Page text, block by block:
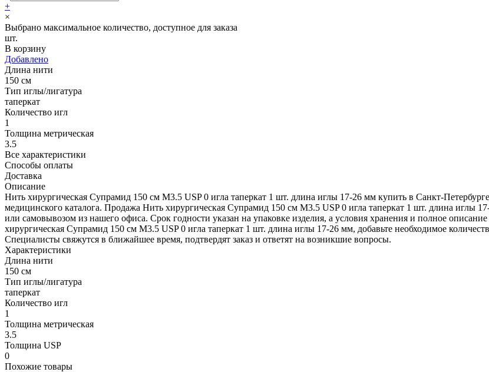
+
×
Выбрано максимальное количество, доступное для заказа
шт.
В корзину
Добавлено
Длина нити
150 см
Тип иглы/лигатура
таперкат
Количество игл
1
Толщина метрическая
3.5
Все характеристики
Способы оплаты
Доставка
Описание
Нить хирургическая Супрамид 150 см М3.5 USP 0 игла таперкат 1 шт. длина иглы 17-26 мм купить в Санкт-
медицинского каталога. Продажа Нить хирургическая Супрамид 150 см М3.5 USP 0 игла таперкат 1 шт. длина иглы
или самовывозом из нашего офиса. Срок годности указан на упаковке изделия, а условия хранения и полное
хирургическая Супрамид 150 см М3.5 USP 0 игла таперкат 1 шт. длина иглы 17-26 мм, добавьте необходимое
Специалисты свяжутся в ближайшее время, подтвердят заказ и ответят на возникшие вопросы.
Характеристики
Длина нити
150 см
Тип иглы/лигатура
таперкат
Количество игл
1
Толщина метрическая
3.5
Толщина USP
0
Похожие товары